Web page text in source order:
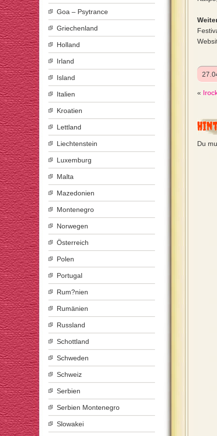
«
Du
Goa – Psytrance
Griechenland
Holland
Irland
Island
Italien
Kroatien
Lettland
Liechtenstein
Luxemburg
Malta
Mazedonien
Montenegro
Norwegen
Österreich
Polen
Portugal
Rum?nien
Rumänien
Russland
Schottland
Schweden
Schweiz
Serbien
Serbien Montenegro
Slowakei